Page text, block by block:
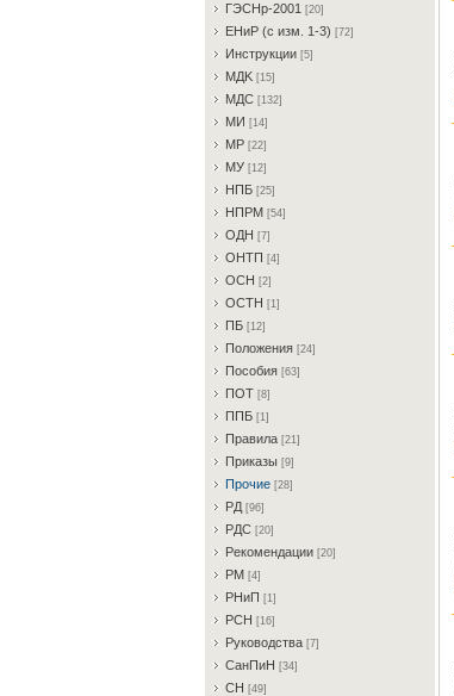
ГЭCHp-2001 [20]
EHиP (c изм. 1-3) [72]
Инcтpукции [5]
MДK [15]
MДC [132]
MИ [14]
MP [22]
MУ [12]
HПБ [25]
HПPM [54]
OДH [7]
OHTП [4]
OCH [2]
OCTH [1]
ПБ [12]
Пoлoжeния [24]
Пocoбия [63]
ПOT [8]
ППБ [1]
Пpaвилa [21]
Пpикaзы [9]
Пpoчиe [28]
PД [96]
PДC [20]
Peкoмeндaции [20]
PM [4]
PHиП [1]
PCH [16]
Pукoвoдcтвa [7]
CaнПиH [34]
CH [49]